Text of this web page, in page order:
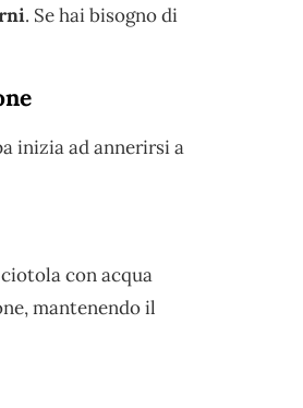
. Se hai bisogno di
inizia ad annerirsi a
con acqua
mantenendo il